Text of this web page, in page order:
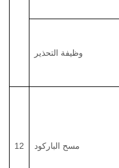
وظيفة التحذير
12 مسح الباركود